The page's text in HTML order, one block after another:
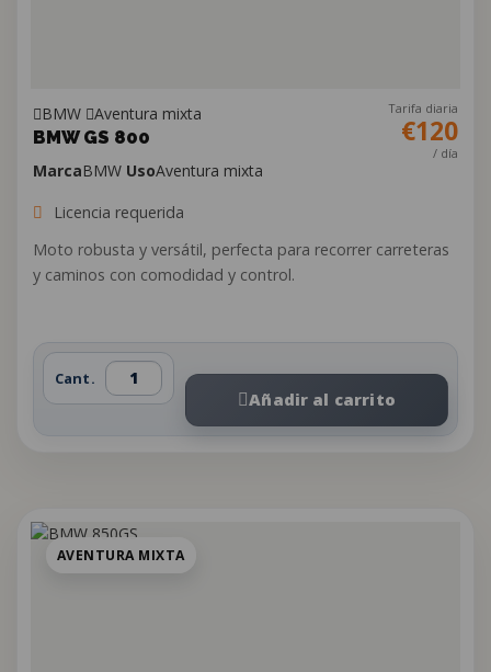
BMW
Aventura mixta
BMW GS 800
Tarifa diaria
€120
/ día
MarcaBMW UsoAventura mixta
Licencia requerida
Moto robusta y versátil, perfecta para recorrer carreteras
y caminos con comodidad y control.
Cant.
Añadir al carrito
AVENTURA MIXTA